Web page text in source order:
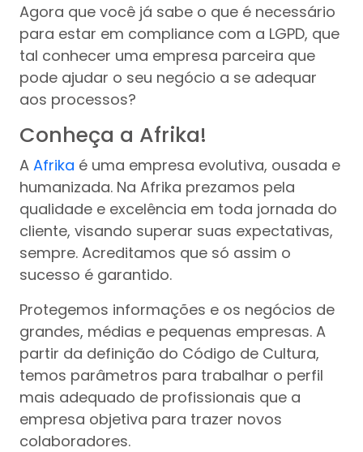
Agora que você já sabe o que é necessário
para estar em compliance com a LGPD, que
tal conhecer uma empresa parceira que
pode ajudar o seu negócio a se adequar
aos processos?
Conheça a Afrika!
A Afrika é uma empresa evolutiva, ousada e
humanizada. Na Afrika prezamos pela
qualidade e excelência em toda jornada do
cliente, visando superar suas expectativas,
sempre. Acreditamos que só assim o
sucesso é garantido.
Protegemos informações e os negócios de
grandes, médias e pequenas empresas. A
partir da definição do Código de Cultura,
temos parâmetros para trabalhar o perfil
mais adequado de profissionais que a
empresa objetiva para trazer novos
colaboradores.